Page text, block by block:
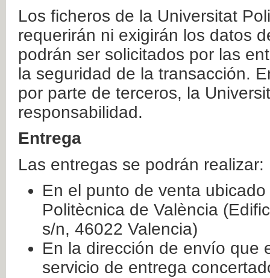
Los ficheros de la Universitat
requerirán ni exigirán los datos
podrán ser solicitados por las
la seguridad de la transacción.
por parte de terceros, la
responsabilidad.
Entrega
Las entregas se podrán realizar:
En el punto de venta
Politècnica de València
s/n, 46022 Valencia)
En la dirección de envío que
servicio de entrega